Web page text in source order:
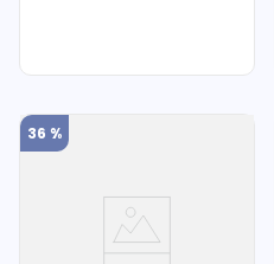
36 %